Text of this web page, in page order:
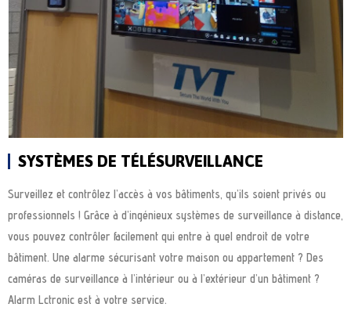
SYSTÈMES DE TÉLÉSURVEILLANCE
Surveillez et contrôlez l’accès à vos bâtiments, qu’ils soient privés ou
professionnels ! Grâce à d’ingénieux systèmes de surveillance à distance,
vous pouvez contrôler facilement qui entre à quel endroit de votre
bâtiment. Une alarme sécurisant votre maison ou appartement ? Des
caméras de surveillance à l’intérieur ou à l’extérieur d’un bâtiment ?
Alarm Lctronic est à votre service.